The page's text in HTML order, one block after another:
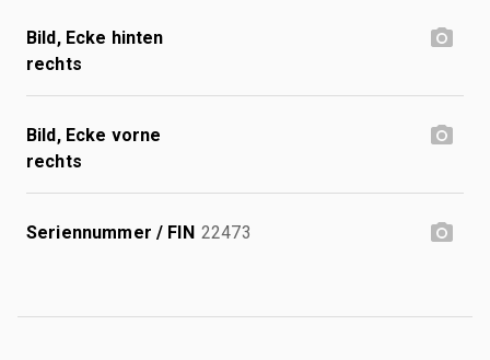
Bild, Ecke hinten
rechts
Bild, Ecke vorne
rechts
Seriennummer / FIN 22473